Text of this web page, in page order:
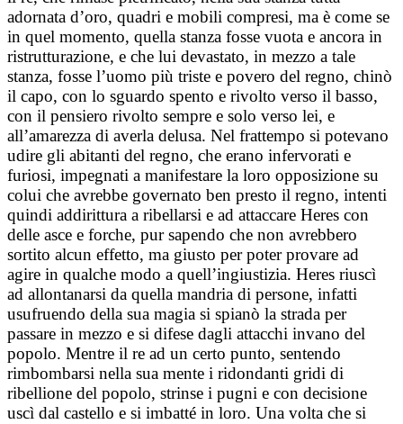
adornata d’oro, quadri e mobili compresi, ma è come se
in quel momento, quella stanza fosse vuota e ancora in
ristrutturazione, e che lui devastato, in mezzo a tale
stanza, fosse l’uomo più triste e povero del regno, chinò
il capo, con lo sguardo spento e rivolto verso il basso,
con il pensiero rivolto sempre e solo verso lei, e
all’amarezza di averla delusa. Nel frattempo si potevano
udire gli abitanti del regno, che erano infervorati e
furiosi, impegnati a manifestare la loro opposizione su
colui che avrebbe governato ben presto il regno, intenti
quindi addirittura a ribellarsi e ad attaccare Heres con
delle asce e forche, pur sapendo che non avrebbero
sortito alcun effetto, ma giusto per poter provare ad
agire in qualche modo a quell’ingiustizia. Heres riuscì
ad allontanarsi da quella mandria di persone, infatti
usufruendo della sua magia si spianò la strada per
passare in mezzo e si difese dagli attacchi invano del
popolo. Mentre il re ad un certo punto, sentendo
rimbombarsi nella sua mente i ridondanti gridi di
ribellione del popolo, strinse i pugni e con decisione
uscì dal castello e si imbatté in loro. Una volta che si